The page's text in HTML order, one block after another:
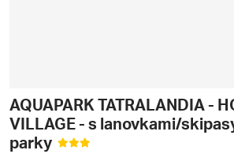
AQUAPARK TATRALANDIA -
VILLAGE - s lanovkami/
parky